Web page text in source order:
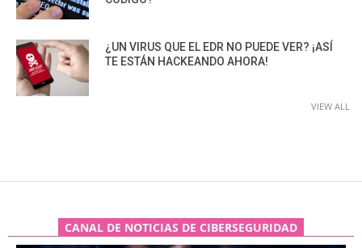
¿UN VIRUS QUE EL EDR NO PUEDE VER? ¡ASÍ
TE ESTÁN HACKEANDO AHORA!
VIEW ALL
CANAL DE NOTICIAS DE CIBERSEGURIDAD